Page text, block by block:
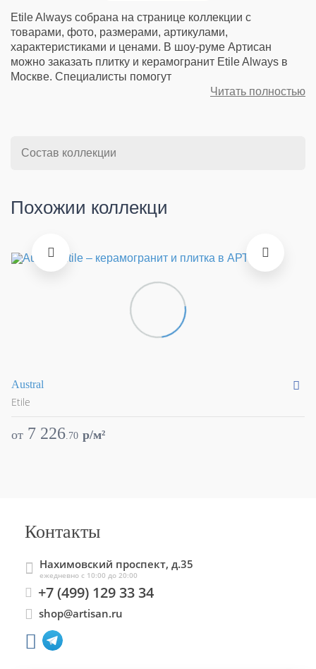
Etile Always собрана на странице коллекции с
товарами, фото, размерами, артикулами,
характеристиками и ценами. В шоу-руме Артисан
можно заказать плитку и керамогранит Etile Always в
Москве. Специалисты помогут
Читать полностью
Состав коллекции
Похожии коллекци
Austral
Etile
от 7 226.70 p/м²
Контакты
Нахимовский проспект, д.35
ежедневно с 10:00 до 20:00
+7 (499) 129 33 34
shop@artisan.ru